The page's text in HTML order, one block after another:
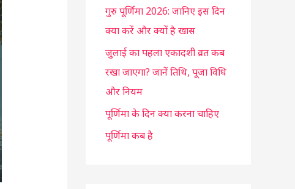
:गुरु पूर्णिमा 2026: जानिए इस दिन
क्या करें और क्यों है खास
जुलाई का पहला एकादशी व्रत कब
रखा जाएगा? जानें तिथि, पूजा विधि
और नियम
पूर्णिमा के दिन क्या करना चाहिए
पूर्णिमा कब है